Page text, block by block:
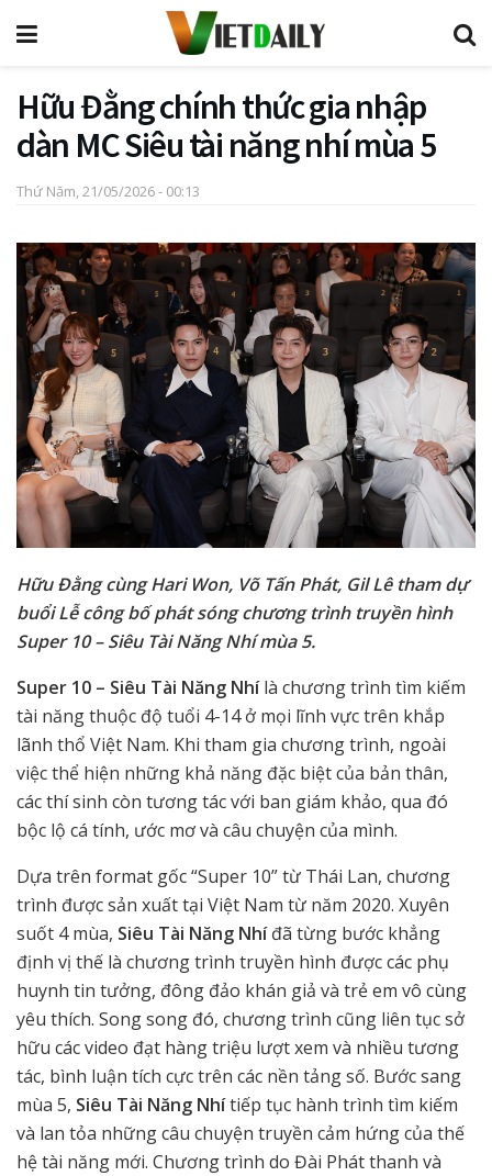
Hữu Đằng chính thức gia nhập
dàn MC Siêu tài năng nhí mùa 5
Thứ Năm, 21/05/2026 - 00:13
Hữu Đằng cùng Hari Won, Võ Tấn Phát, Gil Lê tham dự
buổi Lễ công bố phát sóng chương trình truyền hình
Super 10 – Siêu Tài Năng Nhí mùa 5.
Super 10 – Siêu Tài Năng Nhílà chương trình tìm kiếm
tài năng thuộc độ tuổi 4-14 ở mọi lĩnh vực trên khắp
lãnh thổ Việt Nam. Khi tham gia chương trình, ngoài
việc thể hiện những khả năng đặc biệt của bản thân,
các thí sinh còn tương tác với ban giám khảo, qua đó
bộc lộ cá tính, ước mơ và câu chuyện của mình.
Dựa trên format gốc “Super 10” từ Thái Lan, chương
trình được sản xuất tại Việt Nam từ năm 2020. Xuyên
suốt 4 mùa, Siêu Tài Năng Nhíđã từng bước khẳng
định vị thế là chương trình truyền hình được các phụ
huynh tin tưởng, đông đảo khán giả và trẻ em vô cùng
yêu thích. Song song đó, chương trình cũng liên tục sở
hữu các video đạt hàng triệu lượt xem và nhiều tương
tác, bình luận tích cực trên các nền tảng số. Bước sang
mùa 5, Siêu Tài Năng Nhítiếp tục hành trình tìm kiếm
và lan tỏa những câu chuyện truyền cảm hứng của thế
hệ tài năng mới. Chương trình do Đài Phát thanh và